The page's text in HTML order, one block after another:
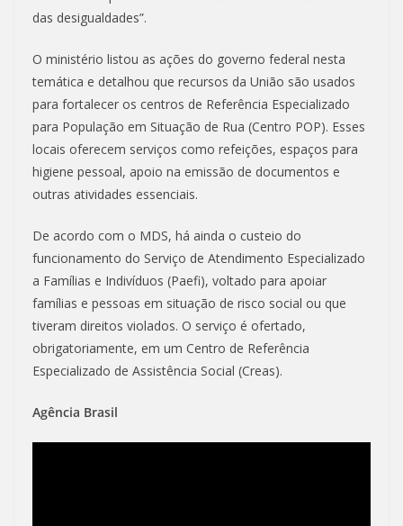
das desigualdades”.
O ministério listou as ações do governo federal nesta
temática e detalhou que recursos da União são usados
para fortalecer os centros de Referência Especializado
para População em Situação de Rua (Centro POP). Esses
locais oferecem serviços como refeições, espaços para
higiene pessoal, apoio na emissão de documentos e
outras atividades essenciais.
De acordo com o MDS, há ainda o custeio do
funcionamento do Serviço de Atendimento Especializado
a Famílias e Indivíduos (Paefi), voltado para apoiar
famílias e pessoas em situação de risco social ou que
tiveram direitos violados. O serviço é ofertado,
obrigatoriamente, em um Centro de Referência
Especializado de Assistência Social (Creas).
Agência Brasil